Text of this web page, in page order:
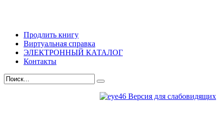
Продлить книгу
Виртуальная справка
ЭЛЕКТРОННЫЙ КАТАЛОГ
Контакты
Версия для слабовидящих